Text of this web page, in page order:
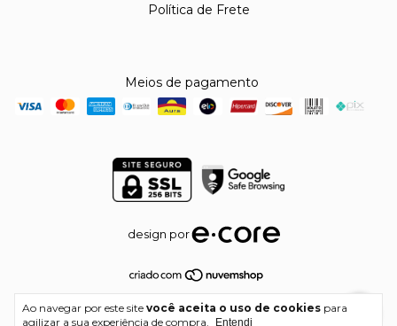
Ao navegar por este site você aceita o uso de cookies para
agilizar a sua experiência de compra.
Entendi
Política de Frete
Meios de pagamento
design por
Copyright Laila Maria do Socorro Alvarenga Aiala - 55673987000105 -
2026. Todos os direitos reservados.